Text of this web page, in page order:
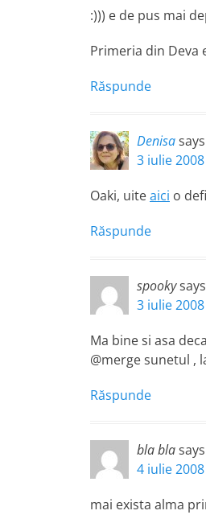
:))) e de pus mai
Primeria din Deva
Răspunde
Denisa
3 iulie
Oaki, uiteaici o
Răspunde
spooky
3 iulie
Ma bine si asa
@merge sunetul ,
Răspunde
bla bla
4 iulie
mai exista alma